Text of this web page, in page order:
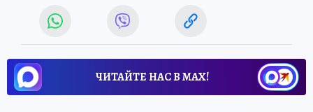
ЧИТАЙТЕ НАС В МАХ!